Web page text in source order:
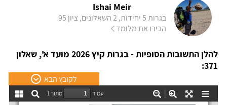
Ishai Meir
בגרות 5 יחידות, 2 השאלונים, ציון 95
הכירו את מלומד
להלן התשובות הסופיות - בגרות קיץ 2026 מועד א', שאלון
371:
לקובץ הבא